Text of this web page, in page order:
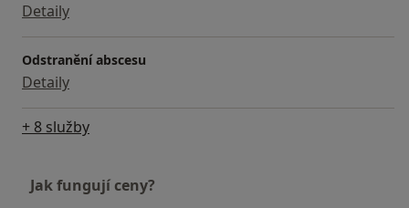
Detaily
Odstranění abscesu
Detaily
+ 8 služby
Jak fungují ceny?